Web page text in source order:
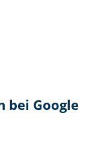
bei Google